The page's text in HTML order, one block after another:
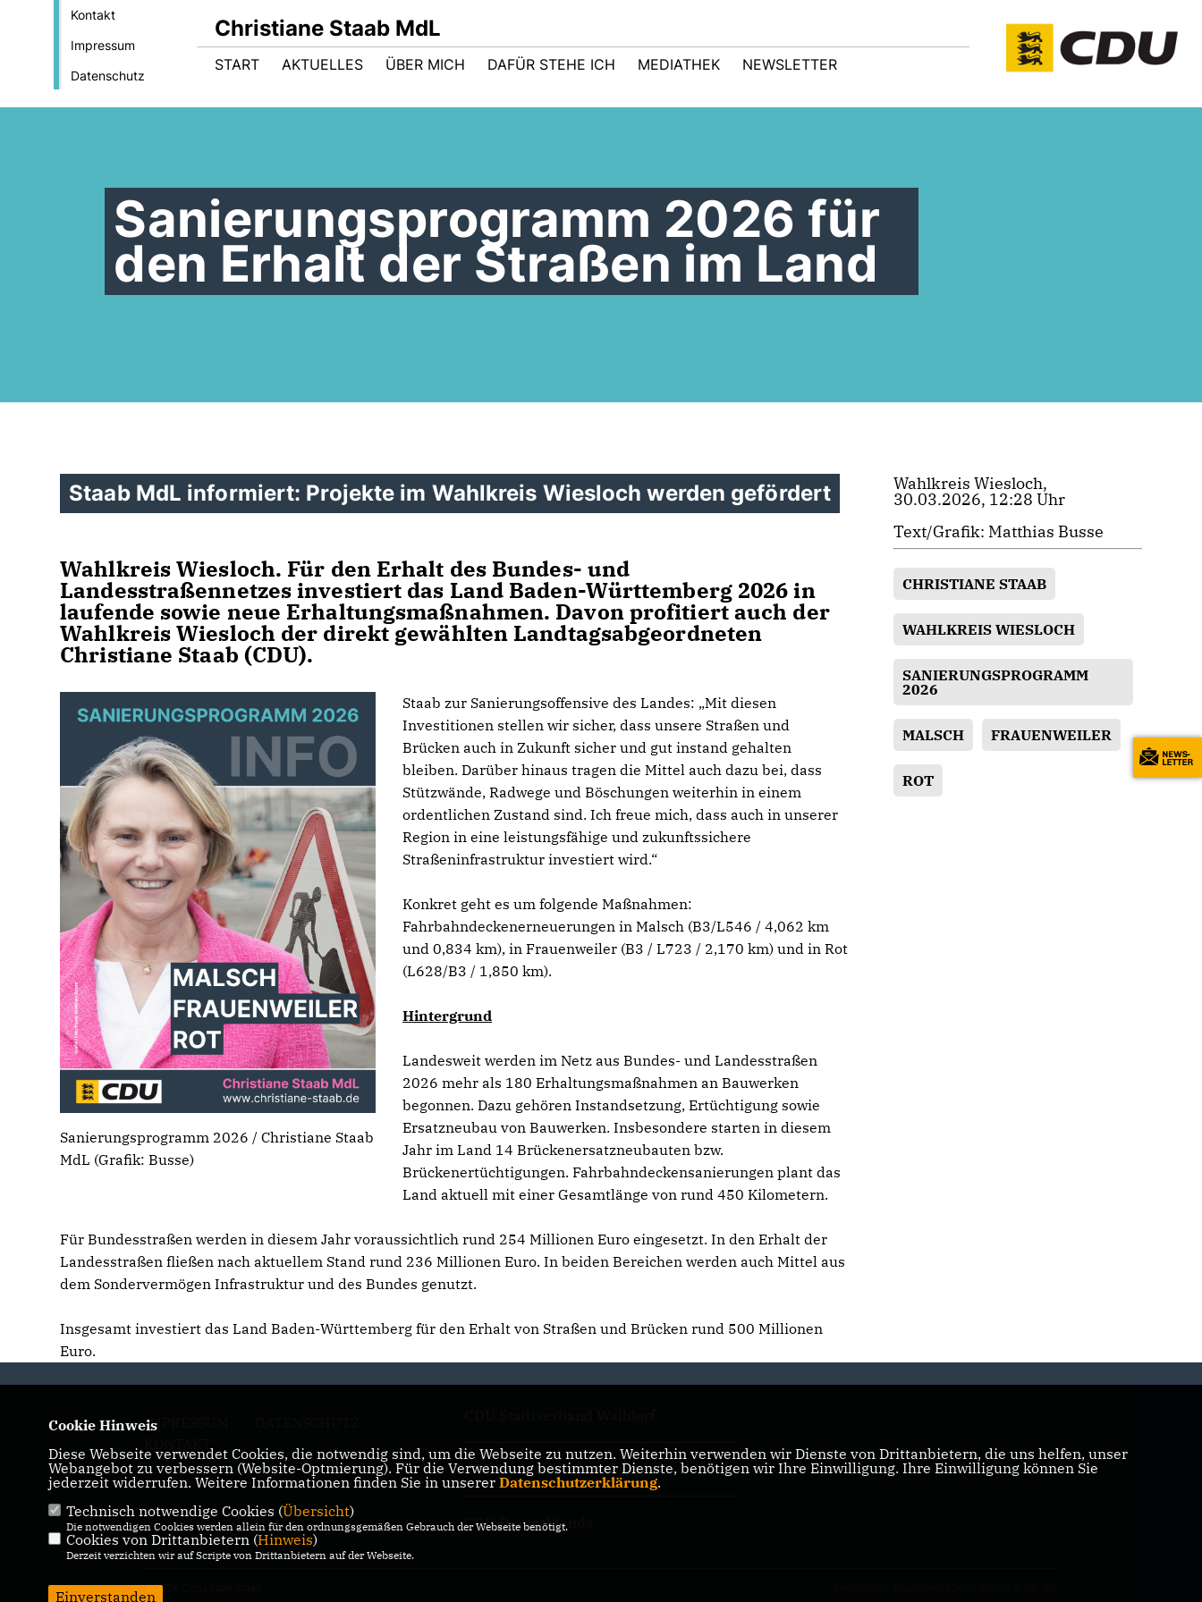
Kontakt
Impressum
Datenschutz
Christiane Staab MdL
START AKTUELLES ÜBER MICH DAFÜR STEHE ICH MEDIATHEK NEWSLETTER
Sanierungsprogramm 2026 für
den Erhalt der Straßen im Land
Staab MdL informiert: Projekte im Wahlkreis Wiesloch werden gefördert
Wahlkreis Wiesloch. Für den Erhalt des Bundes- und
Landesstraßennetzes investiert das Land Baden-Württemberg 2026 in
laufende sowie neue Erhaltungsmaßnahmen. Davon profitiert auch der
Wahlkreis Wiesloch der direkt gewählten Landtagsabgeordneten
Christiane Staab (CDU).
Sanierungsprogramm 2026 / Christiane Staab
MdL (Grafik: Busse)
Staab zur Sanierungsoffensive des Landes: „Mit diesen
Investitionen stellen wir sicher, dass unsere Straßen und
Brücken auch in Zukunft sicher und gut instand gehalten
bleiben. Darüber hinaus tragen die Mittel auch dazu bei, dass
Stützwände, Radwege und Böschungen weiterhin in einem
ordentlichen Zustand sind. Ich freue mich, dass auch in unserer
Region in eine leistungsfähige und zukunftssichere
Straßeninfrastruktur investiert wird.“
Konkret geht es um folgende Maßnahmen:
Fahrbahndeckenerneuerungen in Malsch (B3/L546 / 4,062 km
und 0,834 km), in Frauenweiler (B3 / L723 / 2,170 km) und in Rot
(L628/B3 / 1,850 km).
Hintergrund
Landesweit werden im Netz aus Bundes- und Landesstraßen
2026 mehr als 180 Erhaltungsmaßnahmen an Bauwerken
begonnen. Dazu gehören Instandsetzung, Ertüchtigung sowie
Ersatzneubau von Bauwerken. Insbesondere starten in diesem
Jahr im Land 14 Brückenersatzneubauten bzw.
Brückenertüchtigungen. Fahrbahndeckensanierungen plant das
Land aktuell mit einer Gesamtlänge von rund 450 Kilometern.
Für Bundesstraßen werden in diesem Jahr voraussichtlich rund 254 Millionen Euro eingesetzt. In den Erhalt der
Landesstraßen fließen nach aktuellem Stand rund 236 Millionen Euro. In beiden Bereichen werden auch Mittel aus
dem Sondervermögen Infrastruktur und des Bundes genutzt.
Insgesamt investiert das Land Baden-Württemberg für den Erhalt von Straßen und Brücken rund 500 Millionen
Euro.
Wahlkreis Wiesloch,
30.03.2026, 12:28 Uhr
Text/Grafik: Matthias Busse
CHRISTIANE STAAB
WAHLKREIS WIESLOCH
SANIERUNGSPROGRAMM
2026
MALSCH FRAUENWEILER
ROT
IMPRESSUM
KONTAKT
CDU Baden-Württemberg
CDU Deutschlands
@2026 Christiane Staab
Cookie Hinweis
Diese Webseite verwendet Cookies, die notwendig sind, um die Webseite zu nutzen. Weiterhin verwenden wir Dienste von Drittanbietern, die uns helfen, unser
Webangebot zu verbessern (Website-Optmierung). Für die Verwendung bestimmter Dienste, benötigen wir Ihre Einwilligung. Ihre Einwilligung können Sie
jederzeit widerrufen. Weitere Informationen finden Sie in unserer Datenschutzerklärung.
Technisch notwendige Cookies (Übersicht)
Die notwendigen Cookies werden allein für den ordnungsgemäßen Gebrauch der Webseite benötigt.
Cookies von Drittanbietern (Hinweis)
Derzeit verzichten wir auf Scripte von Drittanbietern auf der Webseite.
Einverstanden